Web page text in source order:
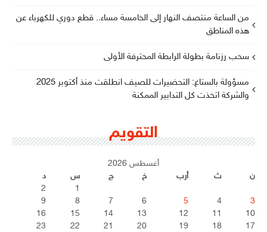
من الساعة منتصف النهار إلى الخامسة مساء.. قطع دوري للكهرباء عن
هذه المناطق
سحب رزنامة بطولة الرابطة المحترفة الأولى
مسؤولة بالستاغ: التحضيرات للصيف انطلقت منذ أكتوبر 2025
والشركة اتخذت كل التدابير الممكنة
التقويم
أغسطس 2026
ن
ث أرب خ ج س
د
1
2
3
4
5
6
7
8
9
10
11
12
13
14
15
16
17
18
19
20
21
22
23